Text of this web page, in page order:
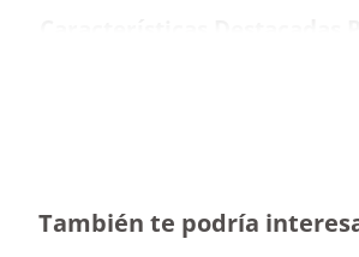
Ideal para cocinas de
También te podría